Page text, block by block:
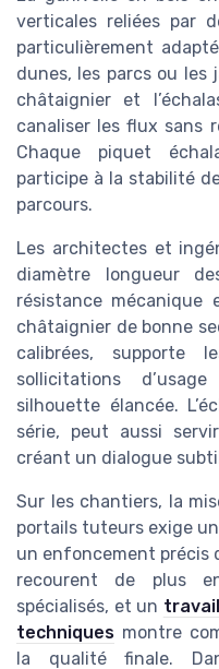
verticales reliées par
particulièrement
dunes, les parcs ou les
châtaignier et
canaliser les flux sans
Chaque piquet
participe à la stabilité
parcours.
Les architectes et
diamètre longueur
résistance
châtaignier de bonne
calibrées,
sollicitations
silhouette élancée.
série, peut aussi
créant un dialogue
Sur les chantiers, la
portails tuteurs exige
un enfoncement précis
recourent de plus
spécialisés, et un
techniques montre
la qualité finale.